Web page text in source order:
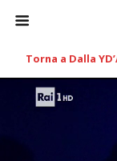
Torna a Dalla